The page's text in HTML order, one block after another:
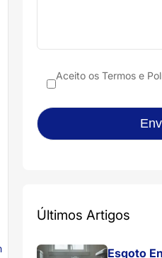
Aceito os Termos e
Últimos Artigos
Esgoto